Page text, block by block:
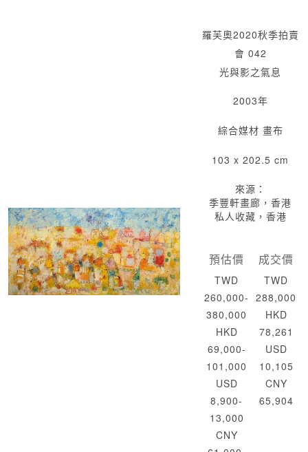
羅芙奧2020秋季拍賣
會 042
光與影之氣息
2003年
綜合媒材 畫布
103 x 202.5 cm
來源：
季豐軒畫廊，香港
私人收藏，香港
預估價
TWD
260,000-
380,000
HKD
69,000-
101,000
USD
8,900-
13,000
CNY
成交價
TWD
288,000
HKD
78,261
USD
10,105
CNY
65,904